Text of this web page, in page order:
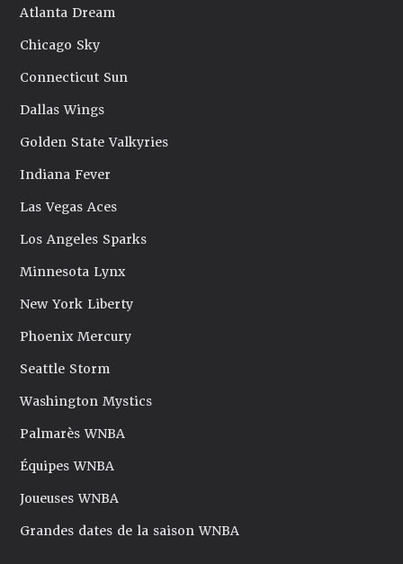
Atlanta Dream
Chicago Sky
Connecticut Sun
Dallas Wings
Golden State Valkyries
Indiana Fever
Las Vegas Aces
Los Angeles Sparks
Minnesota Lynx
New York Liberty
Phoenix Mercury
Seattle Storm
Washington Mystics
Palmarès WNBA
Équipes WNBA
Joueuses WNBA
Grandes dates de la saison WNBA